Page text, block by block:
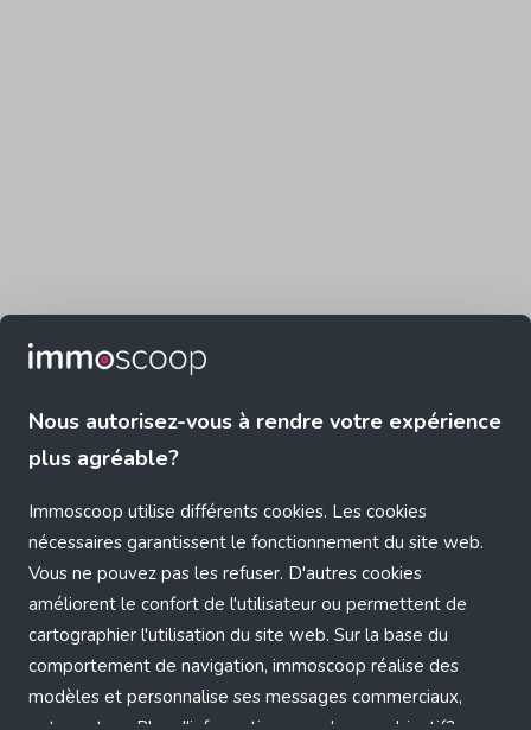
Nous autorisez-vous à rendre votre expérience
plus agréable?
Immoscoop utilise différents cookies. Les cookies
nécessaires garantissent le fonctionnement du site web.
Vous ne pouvez pas les refuser. D'autres cookies
améliorent le confort de l'utilisateur ou permettent de
cartographier l'utilisation du site web. Sur la base du
comportement de navigation, immoscoop réalise des
modèles et personnalise ses messages commerciaux,
Application error: a client-side exception has occurred (see the
browser console for more information)